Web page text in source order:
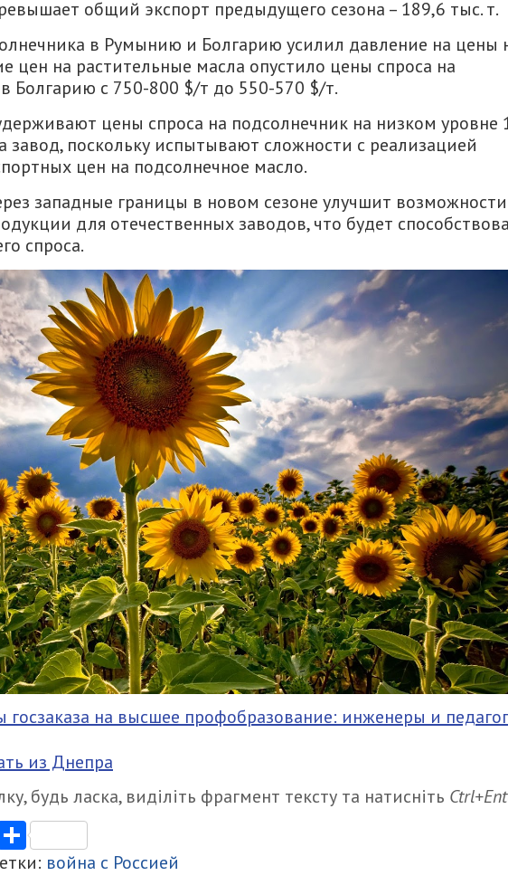
общий экспорт предыдущего сезона – 189,6 тыс. т.
в Румынию и Болгарию усилил давление на цены
цен на растительные масла опустило цены спроса на
​​Болгарию с 750-800 $/т до 550-570 $/т.
цены спроса на подсолнечник на низком уровне
завод, поскольку испытывают сложности с реализацией
цен на подсолнечное масло.
западные границы в новом сезоне улучшит возможности
для отечественных заводов, что будет
спроса.
на высшее профобразование: инженеры и
из Днепра
будь ласка, виділіть фрагмент тексту та натисніть
Поділитися
война с Россией